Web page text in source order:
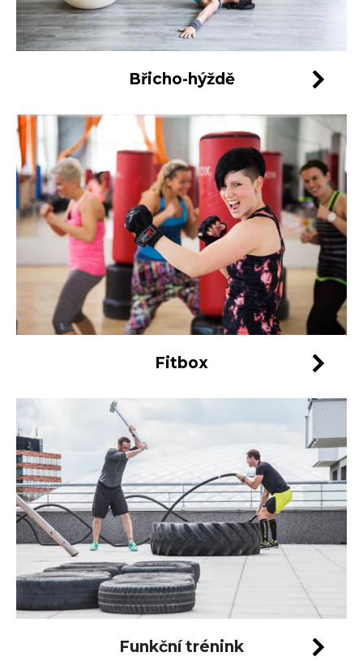
Břicho-hýždě
Fitbox
Funkční trénink